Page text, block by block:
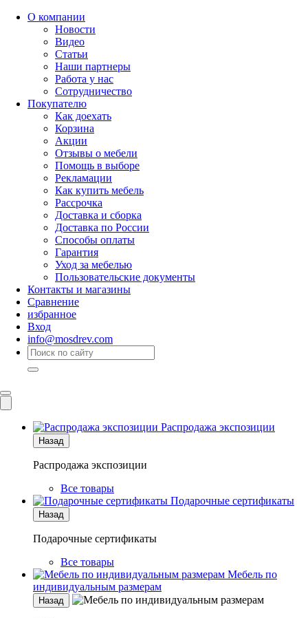
О компании
Новости
Видео
Статьи
Наши партнеры
Работа у нас
Сотрудничество
Покупателю
Как доехать
Корзина
Акции
Отзывы о мебели
Помощь в выборе
Рекламации
Как купить мебель
Рассрочка
Доставка и сборка
Доставка по России
Способы оплаты
Гарантия
Уход за мебелью
Пользовательские документы
Контакты и магазины
Сравнение
избранное
Вход
info@mosdrev.com
Распродажа экспозиции
Назад
Распродажа экспозиции
Все товары
Подарочные сертификаты
Назад
Подарочные сертификаты
Все товары
Мебель по
индивидуальным размерам
Назад